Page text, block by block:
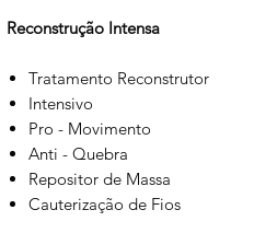
Reconstrução Intensa
Tratamento Reconstrutor
Intensivo
Pro - Movimento
Anti - Quebra
Repositor de Massa
Cauterização de Fios